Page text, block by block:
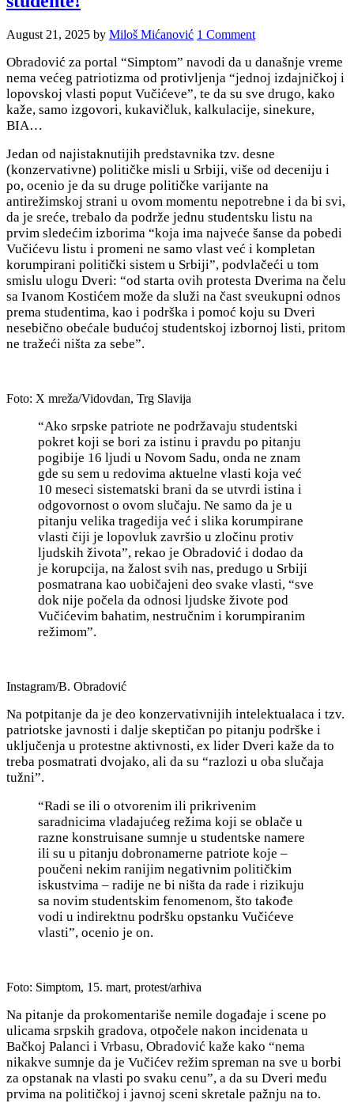
August 21, 2025 by Miloš Mićanović 1 Comment
Obradović za portal “Simptom” navodi da u današnje vreme
nema većeg patriotizma od protivljenja “jednoj izdajničkoj i
lopovskoj vlasti poput Vučićeve”, te da su sve drugo, kako
kaže, samo izgovori, kukavičluk, kalkulacije, sinekure,
BIA…
Jedan od najistaknutijih predstavnika tzv. desne
(konzervativne) političke misli u Srbiji, više od deceniju i
po, ocenio je da su druge političke varijante na
antirežimskoj strani u ovom momentu nepotrebne i da bi svi,
da je sreće, trebalo da podrže jednu studentsku listu na
prvim sledećim izborima “koja ima najveće šanse da pobedi
Vučićevu listu i promeni ne samo vlast već i kompletan
korumpirani politički sistem u Srbiji”, podvlačeći u tom
smislu ulogu Dveri: “od starta ovih protesta Dverima na čelu
sa Ivanom Kostićem može da služi na čast sveukupni odnos
prema studentima, kao i podrška i pomoć koju su Dveri
nesebično obećale budućoj studentskoj izbornoj listi, pritom
ne tražeći ništa za sebe”.
Foto: X mreža/Vidovdan, Trg Slavija
“Ako srpske patriote ne podržavaju studentski
pokret koji se bori za istinu i pravdu po pitanju
pogibije 16 ljudi u Novom Sadu, onda ne znam
gde su sem u redovima aktuelne vlasti koja već
10 meseci sistematski brani da se utvrdi istina i
odgovornost o ovom slučaju. Ne samo da je u
pitanju velika tragedija već i slika korumpirane
vlasti čiji je lopovluk završio u zločinu protiv
ljudskih života”, rekao je Obradović i dodao da
je korupcija, na žalost svih nas, predugo u Srbiji
posmatrana kao uobičajeni deo svake vlasti, “sve
dok nije počela da odnosi ljudske živote pod
Vučićevim bahatim, nestručnim i korumpiranim
režimom”.
Instagram/B. Obradović
Na potpitanje da je deo konzervativnijih intelektualaca i tzv.
patriotske javnosti i dalje skeptičan po pitanju podrške i
uključenja u protestne aktivnosti, ex lider Dveri kaže da to
treba posmatrati dvojako, ali da su “razlozi u oba slučaja
tužni”.
“Radi se ili o otvorenim ili prikrivenim
saradnicima vladajućeg režima koji se oblače u
razne konstruisane sumnje u studentske namere
ili su u pitanju dobronamerne patriote koje –
poučeni nekim ranijim negativnim političkim
iskustvima – radije ne bi ništa da rade i rizikuju
sa novim studentskim fenomenom, što takođe
vodi u indirektnu podršku opstanku Vučićeve
vlasti”, ocenio je on.
Foto: Simptom, 15. mart, protest/arhiva
Na pitanje da prokomentariše nemile događaje i scene po
ulicama srpskih gradova, otpočele nakon incidenata u
Bačkoj Palanci i Vrbasu, Obradović kaže kako “nema
nikakve sumnje da je Vučićev režim spreman na sve u borbi
za opstanak na vlasti po svaku cenu”, a da su Dveri među
prvima na političkoj i javnoj sceni skretale pažnju na to.